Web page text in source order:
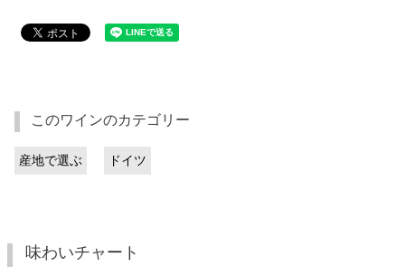
このワインのカテゴリー
産地で選ぶ ドイツ
味わいチャート